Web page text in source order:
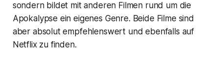
sondern bildet mit anderen Filmen rund um die
Apokalypse ein eigenes Genre. Beide Filme sind
aber absolut empfehlenswert und ebenfalls auf
Netflix zu finden.